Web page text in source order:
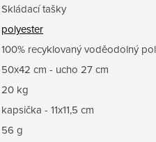
Skládací tašky
polyester
100% recyklovaný voděodolný
50x42 cm - ucho 27 cm
20 kg
kapsička - 11x11,5 cm
56 g